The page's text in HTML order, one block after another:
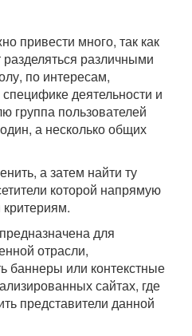
привести много, так как
различными
по интересам,
деятельности и
группа пользователей
а несколько общих
а затем найти ту
которой напрямую
для
отрасли,
баннеры или контекстные
сайтах, где
представители данной